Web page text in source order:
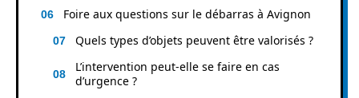
Foire aux questions sur le débarras à Avignon
Quels types d’objets peuvent être valorisés ?
L’intervention peut-elle se faire en cas
d’urgence ?